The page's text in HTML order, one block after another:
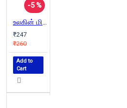
-5 %
உலகின் மிக நீண்ட கழிவறை
₹247
₹260
Add to
Cart